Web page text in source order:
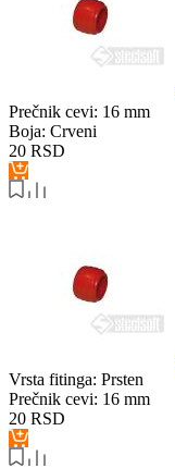
Prečnik cevi: 16 mm
Boja: Crveni
20 RSD
Vrsta fitinga: Prsten
Prečnik cevi: 16 mm
20 RSD